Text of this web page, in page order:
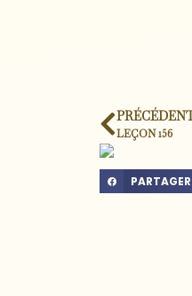
LEÇON 156
PARTAGER